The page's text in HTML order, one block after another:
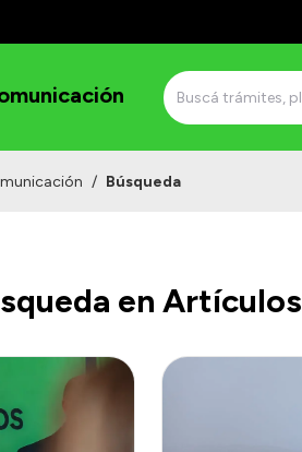
/ Búsqueda
en Artículos